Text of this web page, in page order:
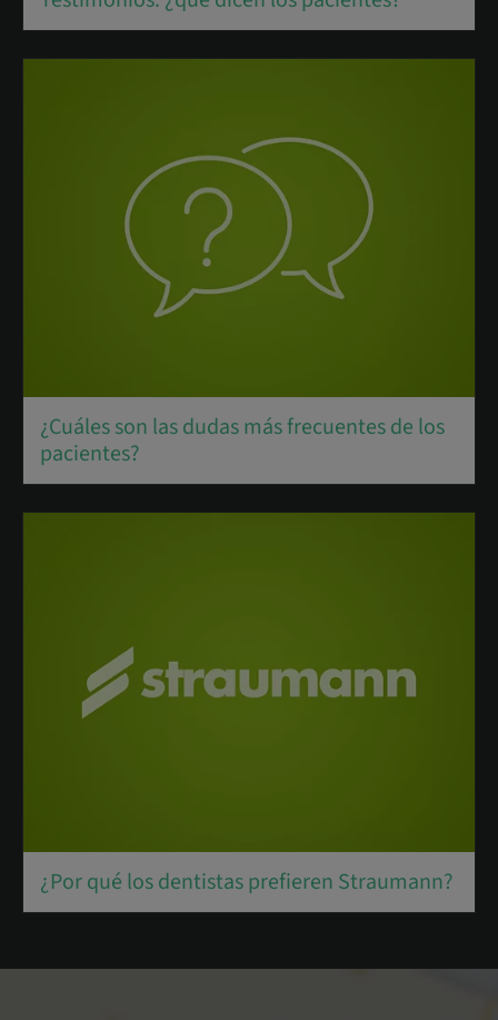
¿Cuáles son las dudas más frecuentes de los
pacientes?
¿Por qué los dentistas prefieren Straumann?